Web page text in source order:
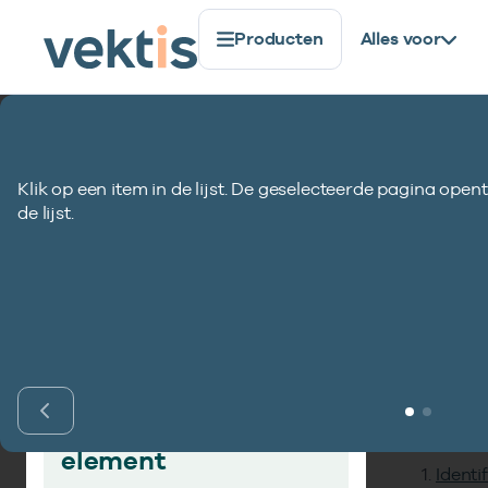
Producten Alles voor
Aantal
Vind gegevens­
element
Klik op een item in de lijst. De geselecteerde pagina
de lijst.